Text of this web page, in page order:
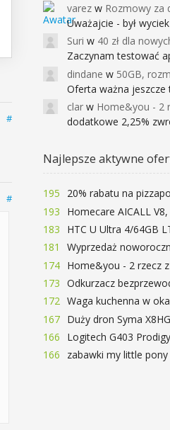
#
#
varez w Rozmowy za
Uważajcie - był wyciek
Suri w 40 zł dla nowych użytkowników
Zaczynam testować
dindane w 50GB, rozmowy, SMS, MMS bez limitu
Oferta ważna jeszcze
clar w Home&you - 2 rzecz
dodatkowe 2,25%
Najlepsze aktywne
195
20% rabatu na
193
183
181
174
173
172
167
166
166